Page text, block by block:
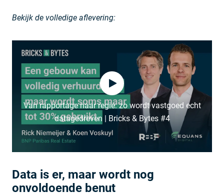
Bekijk de volledige aflevering:
Van rapportage naar regie: zo wordt vastgoed echt
datagedreven | Bricks & Bytes #4
Data is er, maar wordt nog
onvoldoende benut